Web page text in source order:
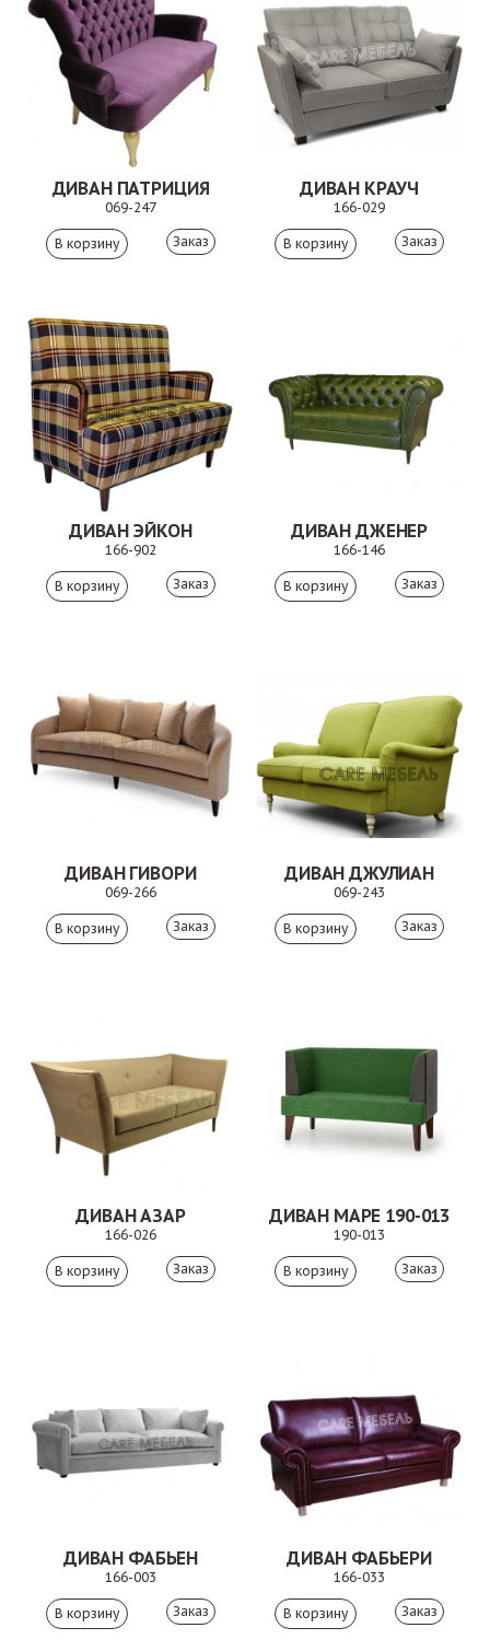
ДИВАН ПАТРИЦИЯ
069-247
Заказ
ДИВАН КРАУЧ
166-029
Заказ
ДИВАН ЭЙКОН
166-902
Заказ
ДИВАН ДЖЕНЕР
166-146
Заказ
ДИВАН ГИВОРИ
069-266
Заказ
ДИВАН ДЖУЛИАН
069-243
Заказ
ДИВАН АЗАР
166-026
Заказ
ДИВАН МАРЕ 190-013
190-013
Заказ
ДИВАН ФАБЬЕН
166-003
Заказ
ДИВАН ФАБЬЕРИ
166-033
Заказ